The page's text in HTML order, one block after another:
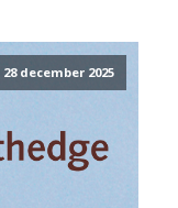
28 december 2025